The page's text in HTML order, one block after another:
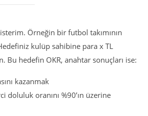
Örneğin bir futbol takımının
kulüp sahibine para x TL
Bu hedefin OKR, anahtar sonuçları ise:
kazanmak
doluluk oranını %90’ın üzerine